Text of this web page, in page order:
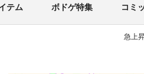
テム ボドゲ特集 コミ
急上